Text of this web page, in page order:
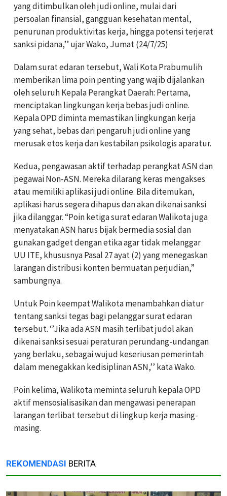
yang ditimbulkan oleh judi online, mulai dari
persoalan finansial, gangguan kesehatan mental,
penurunan produktivitas kerja, hingga potensi terjerat
sanksi pidana,’’ ujar Wako, Jumat (24/7/25)
Dalam surat edaran tersebut, Wali Kota Prabumulih
memberikan lima poin penting yang wajib dijalankan
oleh seluruh Kepala Perangkat Daerah: Pertama,
menciptakan lingkungan kerja bebas judi online.
Kepala OPD diminta memastikan lingkungan kerja
yang sehat, bebas dari pengaruh judi online yang
merusak etos kerja dan kestabilan psikologis aparatur.
Kedua, pengawasan aktif terhadap perangkat ASN dan
pegawai Non-ASN. Mereka dilarang keras mengakses
atau memiliki aplikasi judi online. Bila ditemukan,
aplikasi harus segera dihapus dan akan dikenai sanksi
jika dilanggar. “Poin ketiga surat edaran Walikota juga
menyatakan ASN harus bijak bermedia sosial dan
gunakan gadget dengan etika agar tidak melanggar
UU ITE, khususnya Pasal 27 ayat (2) yang menegaskan
larangan distribusi konten bermuatan perjudian,”
sambungnya.
Untuk Poin keempat Walikota menambahkan diatur
tentang sanksi tegas bagi pelanggar surat edaran
tersebut. ‘’Jika ada ASN masih terlibat judol akan
dikenai sanksi sesuai peraturan perundang-undangan
yang berlaku, sebagai wujud keseriusan pemerintah
dalam menegakkan kedisiplinan ASN,’’ kata Wako.
Poin kelima, Walikota meminta seluruh kepala OPD
aktif mensosialisasikan dan mengawasi penerapan
larangan terlibat tersebut di lingkup kerja masing-
masing.
REKOMENDASI BERITA